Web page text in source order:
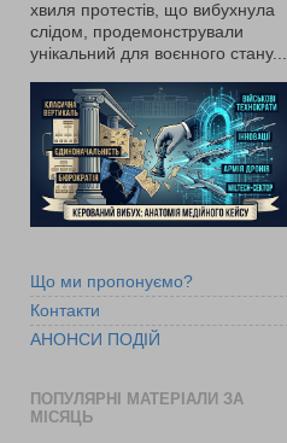
хвиля протестів, що вибухнула
слідом, продемонстрували
унікальний для воєнного стану...
Що ми пропонуємо?
Контакти
АНОНСИ ПОДІЙ
ПОПУЛЯРНІ МАТЕРІАЛИ ЗА
МІСЯЦЬ